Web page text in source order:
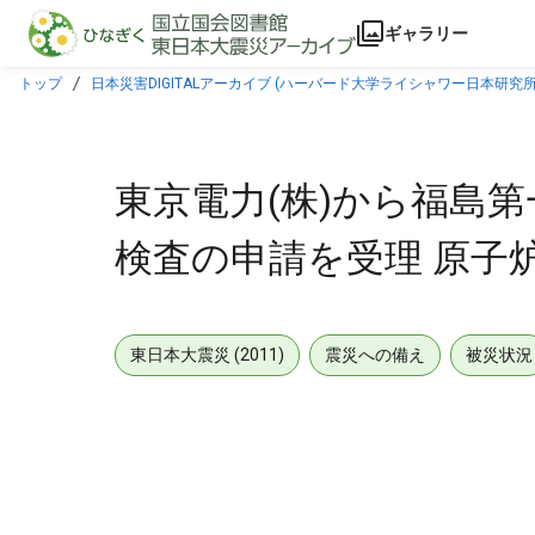
本文に飛ぶ
ギャラリー
トップ 日本災害DIGITALアーカイブ (ハーバード大学ライシャワー日本研究
東京電力(株)から福島
検査の申請を受理 原子
東日本大震災 (2011) 震災への備え 被災状況